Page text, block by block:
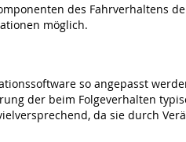
des Fahrverhaltens
möglich.
so angepasst
der beim Folgeverhalten
da sie durch